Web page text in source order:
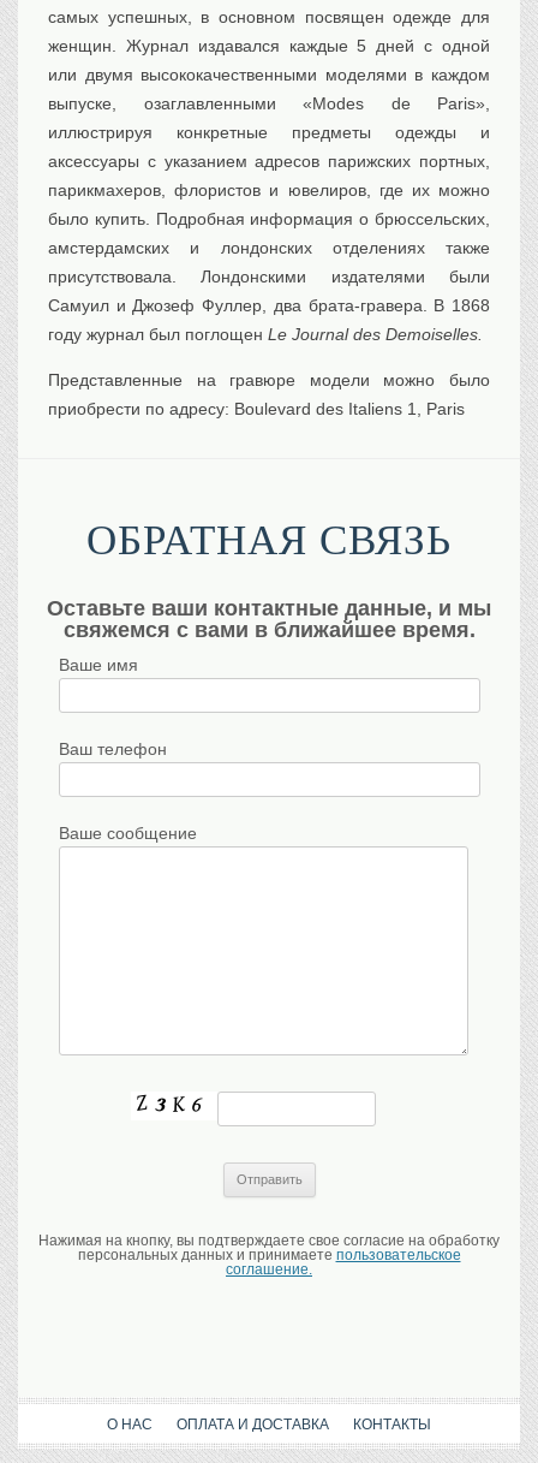
Оружие, военная атрибутика
Досуг
самых успешных, в основном посвящен одежде для
женщин. Журнал издавался каждые 5 дней с одной
или двумя высококачественными моделями в каждом
выпуске, озаглавленными «Modes de Paris»,
иллюстрируя конкретные предметы одежды и
аксессуары с указанием адресов парижских портных,
парикмахеров, флористов и ювелиров, где их можно
было купить. Подробная информация о брюссельских,
амстердамских и лондонских отделениях также
присутствовала. Лондонскими издателями были
Самуил и Джозеф Фуллер, два брата-гравера. В 1868
году журнал был поглощен Le Journal des Demoiselles.
Представленные на гравюре модели можно было
приобрести по адресу: Boulevard des Italiens 1, Paris
ОБРАТНАЯ СВЯЗЬ
Оставьте ваши контактные данные, и мы
свяжемся с вами в ближайшее время.
Ваше имя
Ваш телефон
Ваше сообщение
Нажимая на кнопку, вы подтверждаете свое согласие на обработку
персональных данных и принимаете пользовательское
соглашение.
О НАС ОПЛАТА И ДОСТАВКА КОНТАКТЫ